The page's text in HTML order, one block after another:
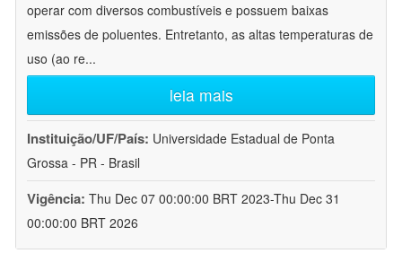
operar com diversos combustíveis e possuem baixas
emissões de poluentes. Entretanto, as altas temperaturas de
uso (ao re...
leia mais
Instituição/UF/País: Universidade Estadual de Ponta
Grossa - PR - Brasil
Vigência: Thu Dec 07 00:00:00 BRT 2023-Thu Dec 31
00:00:00 BRT 2026